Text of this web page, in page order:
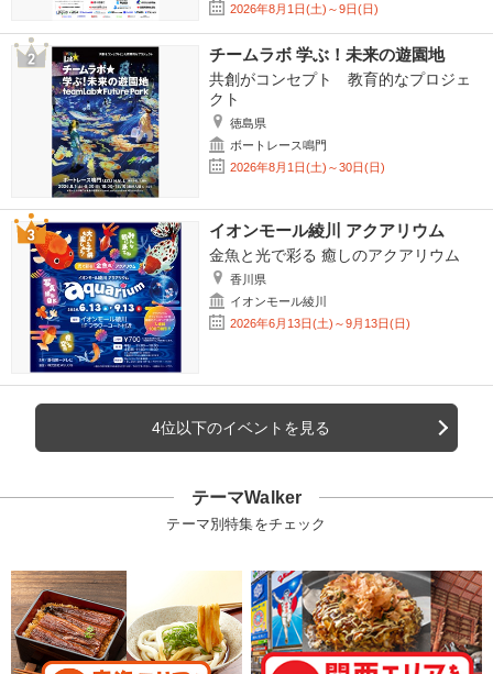
2026年8月1日(土)～9日(日)
チームラボ 学ぶ！未来の遊園地
共創がコンセプト 教育的なプロジェ
クト
徳島県
ボートレース鳴門
2026年8月1日(土)～30日(日)
イオンモール綾川 アクアリウム
金魚と光で彩る 癒しのアクアリウム
香川県
イオンモール綾川
2026年6月13日(土)～9月13日(日)
4位以下のイベントを見る
テーマWalker
テーマ別特集をチェック